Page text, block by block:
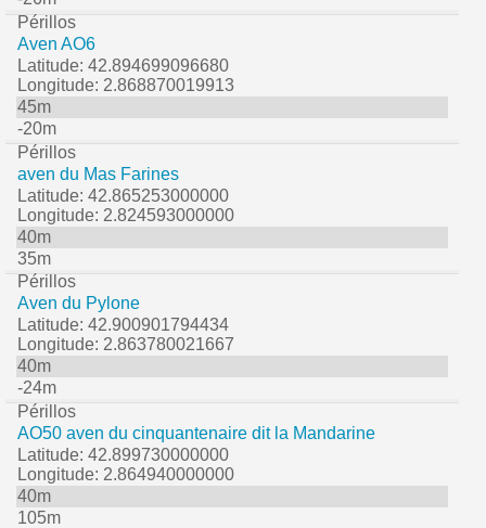
Périllos
Aven AO6
Latitude: 42.894699096680
Longitude: 2.868870019913
45m
-20m
Périllos
aven du Mas Farines
Latitude: 42.865253000000
Longitude: 2.824593000000
40m
35m
Périllos
Aven du Pylone
Latitude: 42.900901794434
Longitude: 2.863780021667
40m
-24m
Périllos
AO50 aven du cinquantenaire dit la Mandarine
Latitude: 42.899730000000
Longitude: 2.864940000000
40m
105m